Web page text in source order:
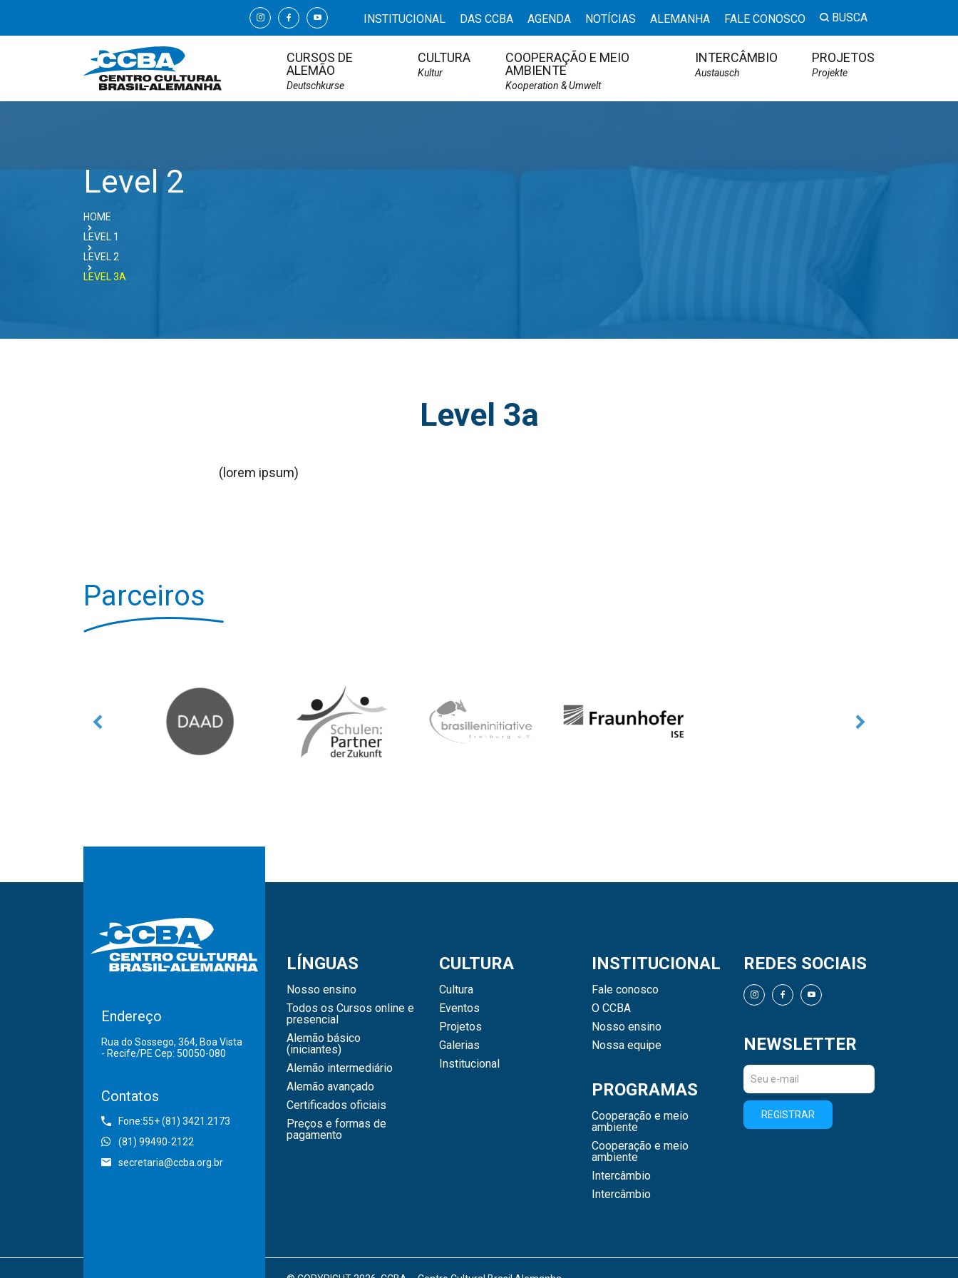
INSTITUCIONAL DAS CCBA AGENDA NOTÍCIAS ALEMANHA FALE CONOSCO BUSCA
CURSOS DE
ALEMÃO
Deutschkurse
CULTURA
Kultur
COOPERAÇÃO E MEIO
AMBIENTE
Kooperation & Umwelt
INTERCÂMBIO
Austausch
PROJETOS
Projekte
Level 2
HOME
LEVEL 1
LEVEL 2
LEVEL 3A
Level 3a
(lorem ipsum)
Parceiros
Endereço
Rua do Sossego, 364, Boa Vista
- Recife/PE Cep: 50050-080
Contatos
Fone:55+ (81) 3421.2173
(81) 99490-2122
secretaria@ccba.org.br
LÍNGUAS
Nosso ensino
Todos os Cursos online e
presencial
Alemão básico
(iniciantes)
Alemão intermediário
Alemão avançado
Certificados oficiais
Preços e formas de
pagamento
CULTURA
Cultura
Eventos
Projetos
Galerias
Institucional
INSTITUCIONAL
Fale conosco
O CCBA
Nosso ensino
Nossa equipe
PROGRAMAS
Cooperação e meio
ambiente
Cooperação e meio
ambiente
Intercâmbio
Intercâmbio
REDES SOCIAIS
NEWSLETTER
REGISTRAR